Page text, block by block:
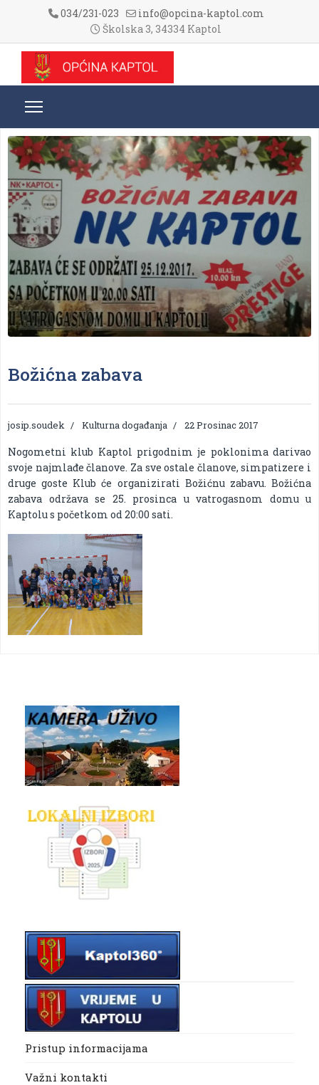
034/231-023
info@opcina-kaptol.com
Školska 3, 34334 Kaptol
Božićna zabava
josip.soudek Kulturna događanja 22 Prosinac 2017
Nogometni klub Kaptol prigodnim je poklonima darivao
svoje najmlađe članove. Za sve ostale članove, simpatizere i
druge goste Klub će organizirati Božićnu zabavu. Božićna
zabava održava se 25. prosinca u vatrogasnom domu u
Kaptolu s početkom od 20:00 sati.
Pristup informacijama
Važni kontakti